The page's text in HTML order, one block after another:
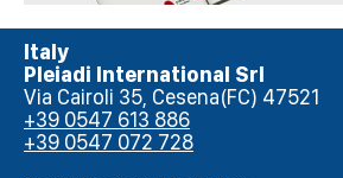
Italy
Pleiadi International Srl
Via Cairoli 35, Cesena(FC) 47521
+39 0547 613 886
+39 0547 072 728